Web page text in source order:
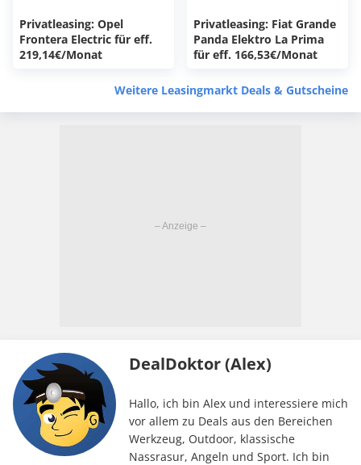
Privatleasing: Opel
Frontera Electric für eff.
219,14€/Monat
Privatleasing: Fiat Grande
Panda Elektro La Prima
für eff. 166,53€/Monat
Weitere Leasingmarkt Deals & Gutscheine
DealDoktor (Alex)
Hallo, ich bin Alex und interessiere mich
vor allem zu Deals aus den Bereichen
Werkzeug, Outdoor, klassische
Nassrasur, Angeln und Sport. Ich bin